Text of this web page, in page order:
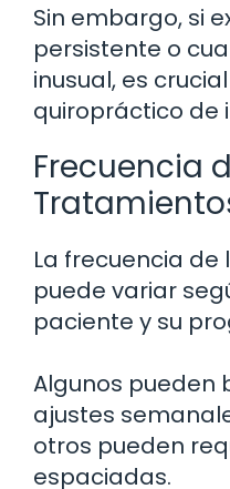
Sin embargo, si
persistente o
inusual, es
quiropráctico de
Frecuencia
La frecuencia
puede variar
paciente y su
Algunos pueden
ajustes
otros pueden
espaciadas.